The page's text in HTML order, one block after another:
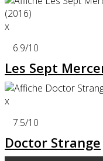
x
6.9/10
Les Sept
x
7.5/10
Doctor Strange